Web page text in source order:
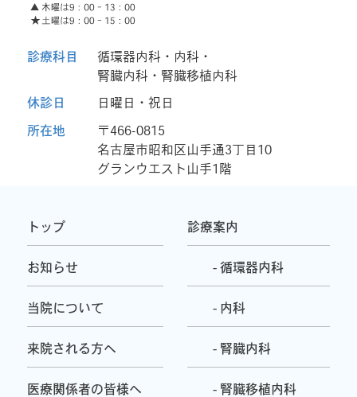
診療科目
循環器内科・内科・
腎臓内科・腎臓移植内科
休診日 日曜日・祝日
所在地
〒466-0815
名古屋市昭和区山手通3丁目10
グランウエスト山手1階
トップ
お知らせ
当院について
来院される方へ
医療関係者の皆様へ
診療案内
- 循環器内科
- 内科
- 腎臓内科
- 腎臓移植内科